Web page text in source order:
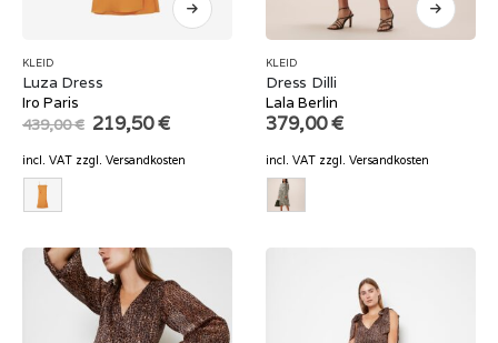
KLEID
Luza Dress
Iro Paris
439,00€ Original
price
was:
439,00 €.
219,50€Current
is:
incl. VAT zzgl. Versandkosten
KLEID
Dress Dilli
Lala Berlin
379,00€
incl. VAT zzgl. Versandkosten